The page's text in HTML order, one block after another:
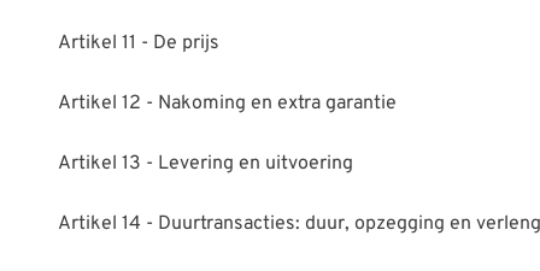
Artikel 11 - De prijs
Artikel 12 - Nakoming en extra garantie
Artikel 13 - Levering en uitvoering
Artikel 14 - Duurtransacties: duur, opzegging en